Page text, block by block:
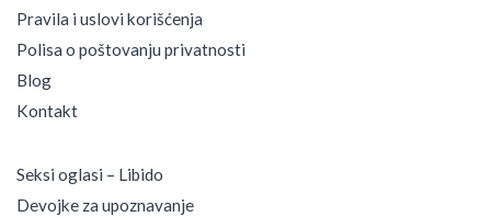
Pravila i uslovi korišćenja
Polisa o poštovanju privatnosti
Blog
Kontakt
Seksi oglasi – Libido
Devojke za upoznavanje